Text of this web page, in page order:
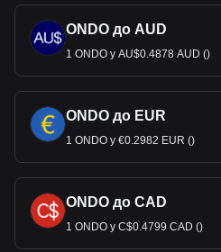
ONDO до AUD
1 ONDO у AU$0.4878 AUD ()
ONDO до EUR
1 ONDO у €0.2982 EUR ()
ONDO до CAD
1 ONDO у C$0.4799 CAD ()